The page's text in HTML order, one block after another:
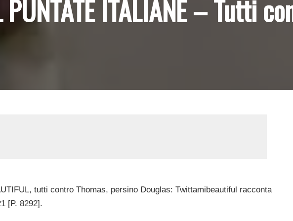
PUNTATE ITALIANE – Tutti
tutti contro Thomas, persino Douglas: Twittamibeautiful racconta
[P. 8292].